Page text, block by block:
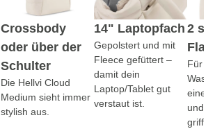
Crossbody
oder über der
Schulter
Die Hellvi Cloud
Medium sieht immer
stylish aus.
14" Laptopfach
Gepolstert und mit
Fleece gefüttert –
damit dein
Laptop/Tablet gut
verstaut ist.
2
Für
einen
und